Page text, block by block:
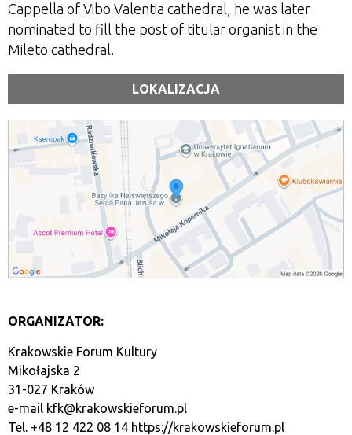
Cappella of Vibo Valentia cathedral, he was later
nominated to fill the post of titular organist in the
Mileto cathedral.
LOKALIZACJA
ORGANIZATOR:
Krakowskie Forum Kultury
Mikołajska 2
31-027 Kraków
e-mail kfk@krakowskieforum.pl
Tel. +48 12 422 08 14 https://krakowskieforum.pl